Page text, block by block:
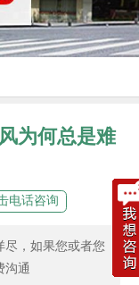
为何总是难
电话咨询
尽，如果您或者您
沟通